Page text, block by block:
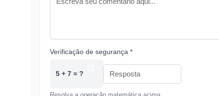
Verificação de segurança *
5 + 7 = ?